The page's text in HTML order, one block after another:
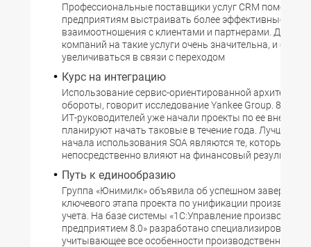
Профессиональные поставщики услуг CRM помогают
предприятиям выстраивать более эффективные
взаимоотношения с клиентами и партнерами. Доля
компаний на такие услуги очень значительна, и будет
увеличиваться в связи с переходом
Курс на интеграцию
Использование сервис-ориентированной
обороты, говорит исследование Yankee Group. 84%
ИТ-руководителей уже начали проекты по ее
планируют начать таковые в течение года. Лучшими
начала использования SOA являются те, которые
непосредственно влияют на финансовый результат.
Путь к единообразию
Группа «Юнимилк» объявила об успешном
ключевого этапа проекта по унификации
учета. На базе системы «1С:Управление
предприятием 8.0» разработано
учитывающее все особенности производственного